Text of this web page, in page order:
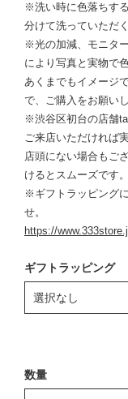
※洗い時に色落ちす
分けて洗っていただ
※光の加減、モニタ
により写真と実物で
あくまでもイメージ
で、ご購入をお願いし
※渋谷区初台の店舗
ご来店いただければ
店頭にない場合もご
けるとスムーズです。
※ギフトラッピング
せ。
https://
ギフトラッピング
数量